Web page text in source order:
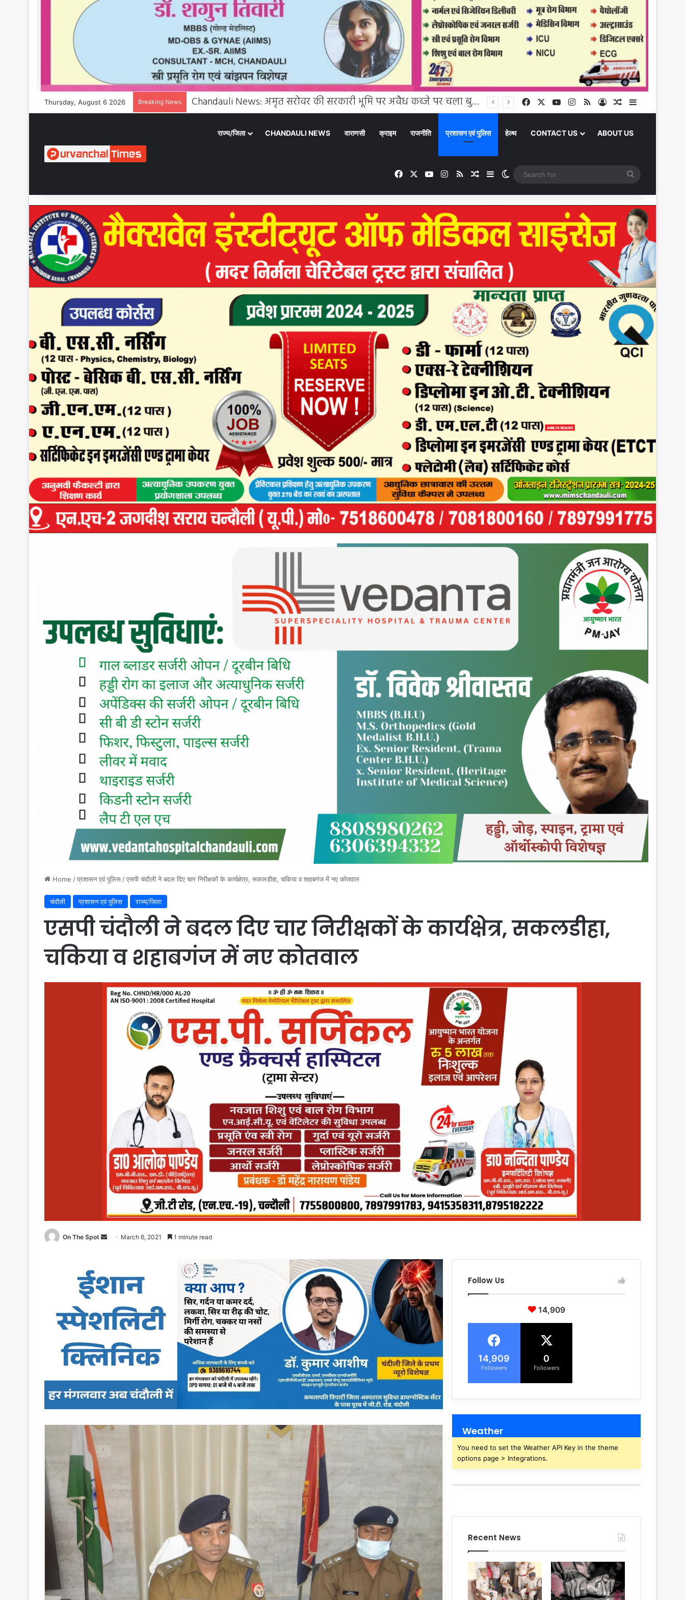
Thursday, August 6 2026 Breaking News प्रदेश उपाध्यक्ष भाजपा ने कार्यकर्ताओं के साथ बैठक कर हर घर तिरंगा अभियान पर की चर्चा Facebook YouTubeInstagram
RSS Log InRandom Article
राज्य/जिला CHANDAULI NEWS वाराणसी क्राइम राजनीति प्रशासन एवं पुलिस हेल्थ CONTACT US ABOUT US
Facebook YouTubeInstagram
RSS Random Article
SidebarSwitch skin
Home /प्रशासन एवं पुलिस /एसपी चंदौली ने बदल दिए चार निरीक्षकों के कार्यक्षेत्र, सकलडीहा, चकिया व शहाबगंज में नए कोतवाल
चंदौली प्रशासन एवं पुलिस राज्य/जिला
एसपी चंदौली ने बदल दिए चार निरीक्षकों के कार्यक्षेत्र, सकलडीहा,
चकिया व शहाबगंज में नए कोतवाल
On The Spot
SendMarch 6, 2021 1 minute read
Follow Us
14,909
14,909
Followers
0
Followers
Weather
You need to set the Weather API Key in the theme
options page > Integrations.
Recent News